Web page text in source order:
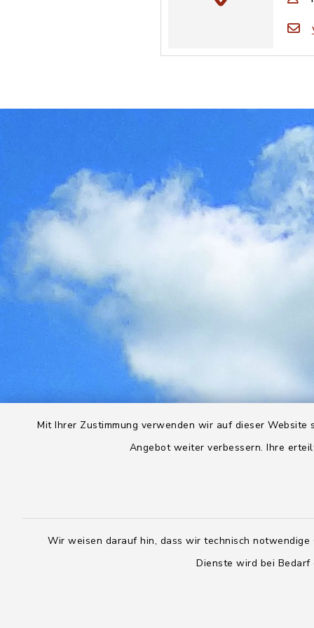
Mit Ihrer Zustimmung verwenden wir auf dieser
Angebot weiter verbessern. Ihre
Wir weisen darauf hin, dass wir technisch
Dienste wird bei